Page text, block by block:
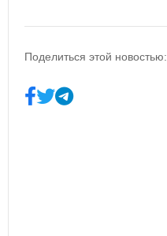
Поделиться этой новостью: